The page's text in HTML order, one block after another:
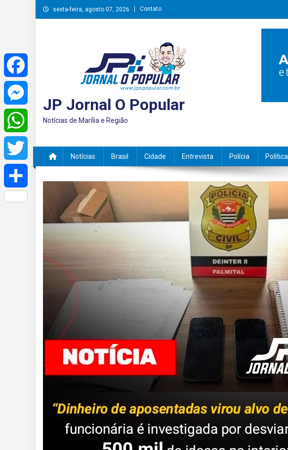
Skip
to
sexta-feira, agosto 07, 2026 Contato
JP Jornal O Popular
Notícias de Marília e Região
Notícias Brasil Cidade Entrevista Polícia Política
Facebook
Messenger
WhatsApp
Twitter
Share